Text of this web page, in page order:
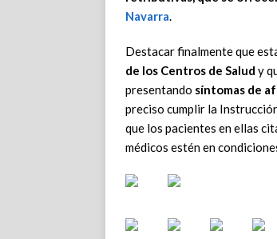
Navarra.
Destacar finalmente que
de los Centros de Salud y
presentando síntomas de
preciso cumplir la
que los pacientes en ellas
médicos estén en